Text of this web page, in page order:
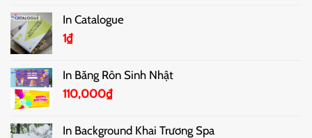
In Catalogue
1₫
In Băng Rôn Sinh Nhật
110,000₫
In Background Khai Trương Spa